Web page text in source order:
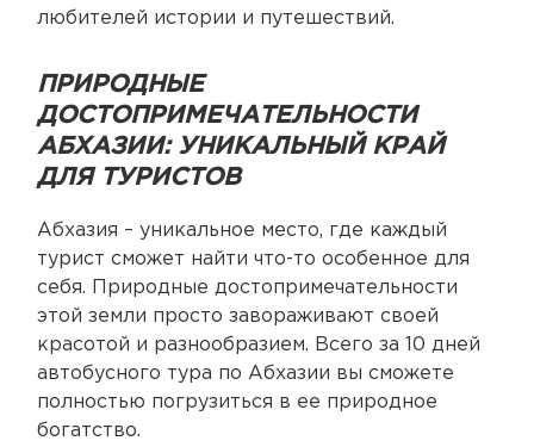
любителей истории и путешествий.
ПРИРОДНЫЕ
ДОСТОПРИМЕЧАТЕЛЬНОСТИ
АБХАЗИИ: УНИКАЛЬНЫЙ КРАЙ
ДЛЯ ТУРИСТОВ
Абхазия – уникальное место, где каждый
турист сможет найти что-то особенное для
себя. Природные достопримечательности
этой земли просто завораживают своей
красотой и разнообразием. Всего за 10 дней
автобусного тура по Абхазии вы сможете
полностью погрузиться в ее природное
богатство.